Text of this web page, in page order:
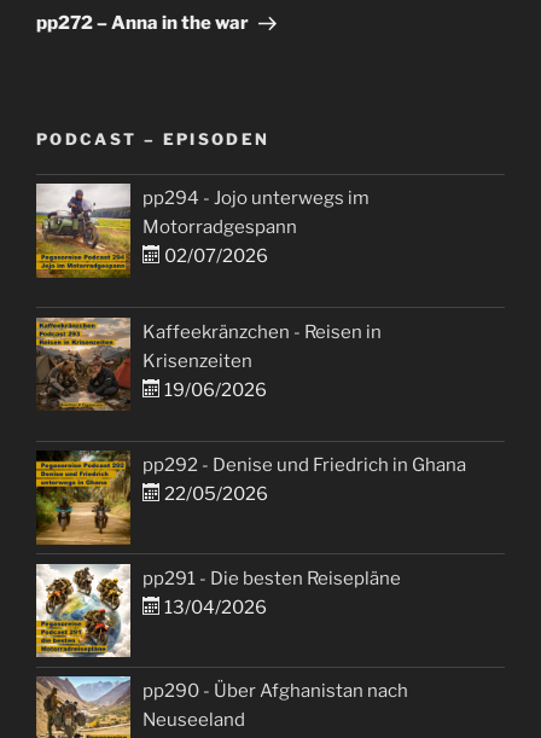
Beitrag
pp272 – Anna in the war
PODCAST – EPISODEN
pp294 - Jojo unterwegs im
Motorradgespann
02/07/2026
Kaffeekränzchen - Reisen in
Krisenzeiten
19/06/2026
pp292 - Denise und Friedrich in Ghana
22/05/2026
pp291 - Die besten Reisepläne
13/04/2026
pp290 - Über Afghanistan nach
Neuseeland